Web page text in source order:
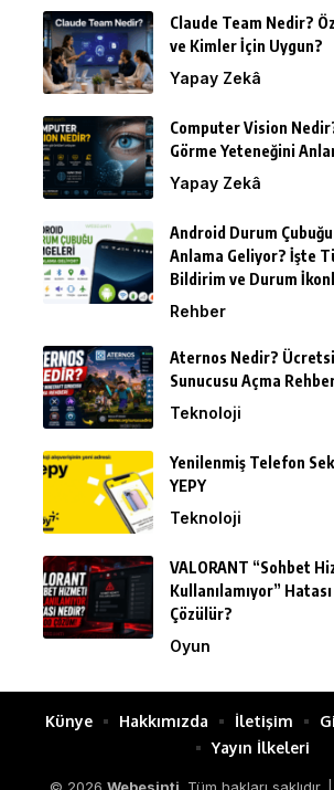
Claude Team Nedir?
ve Kimler İçin Uygun?
Yapay Zekâ
Computer Vision
Görme Yeteneğini
Yapay Zekâ
Android Durum
Anlama Geliyor? İşte
Bildirim ve Durum
Rehber
Aternos Nedir?
Sunucusu Açma
Teknoloji
Yenilenmiş Telefon
YEPY
Teknoloji
VALORANT “Sohbet
Kullanılamıyor”
Çözülür?
Oyun
Künye Hakkımızda İletişim
Yayın İlkeleri